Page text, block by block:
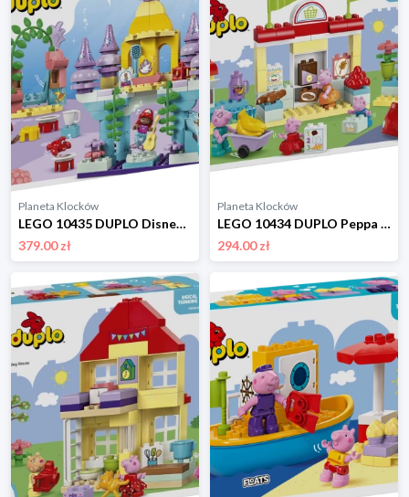
Planeta Klocków
LEGO 10435 DUPLO Disney Magiczny podwodny pałac Arielki Lego
379.00 zł
Planeta Klocków
LEGO 10434 DUPLO Peppa Pig Peppa i supermarket Lego
294.00 zł